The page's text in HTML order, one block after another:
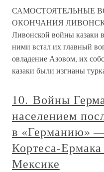
САМОСТОЯТЕЛЬНЫЕ
ОКОНЧАНИЯ
Ливонской войны казаки
ними встал их главный
овладение Азовом, их
казаки были изгнаны
10. Войны
населением
в «Германию»
Кортеса-
Мексике